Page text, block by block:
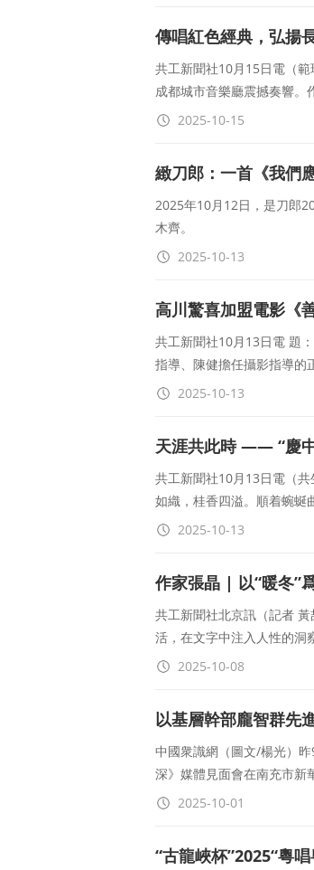
傳唱紅色經典，弘揚
共工新聞社10月15日電（
成都城市音樂廳震撼奏響。
2025-10-15
緻刀郎：一首《我們
2025年10月12日，是刀郎
木齊。
2025-10-13
高川驚喜加盟電影《
共工新聞社10月13日電 題
指導、陳健擔任攝影指導的
2025-10-13
天涯共此時 —— “慶
共工新聞社10月13日電（
如織，桂香四溢。順着蜿蜒
2025-10-13
作家張晶 | 以“暖冬”
共工新聞社北京訊（記者
活，在文字中注入人性的洞
2025-10-08
以基層幹部龐智群先
中國衆識網（圖文/楊光）
深》媒體見面會在南充市新
2025-10-01
“古龍峽杯”2025“粵